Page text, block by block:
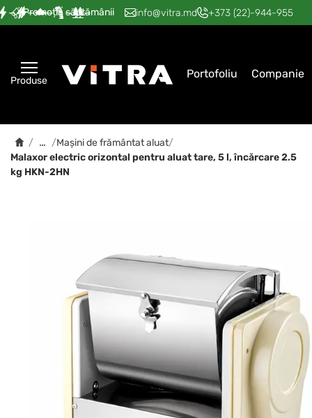
Promoția săptămânii
— — — — — info@vitra.md +373 (22)-944-955
Produse Portofoliu Companie
/ … /Mașini de frământat aluat/
Malaxor electric orizontal pentru aluat tare, 5 l, încărcare 2.5
kg HKN-2HN